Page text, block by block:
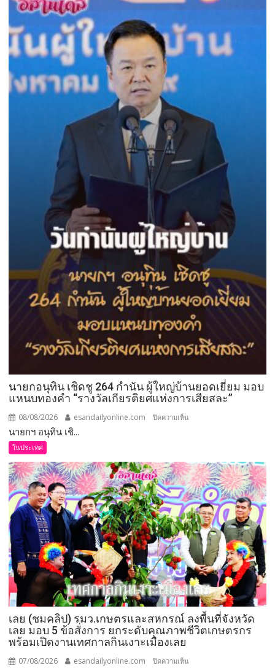
นายกอนุทิน เชิดชู 264 กำนัน ผู้ใหญ่บ้านยอดเยี่ยม มอบ
แหนบทองคำ “รางวัลเกียรติยศแห่งการเสียสละ”
08/08/2026 esandailyonline.com ปิดความเห็น
264
กำนัน
ผู้ใหญ่
บ้าน
ยอด
เยี่ยม
มอบ
แหนบ
ทองคำ
“รางวัล
เกียรติยศ
แห่ง
การ
นายกฯ อนุทิน เชิ...
ในประเทศ
เลย (ชมคลิป) รมว.เกษตรและสหกรณ์ ลงพื้นที่จังหวัด
เลย มอบ 5 ข้อสั่งการ ยกระดับคุณภาพชีวิตเกษตรกร
พร้อมเปิดงานเทศกาลกินเงาะเมืองเลย
07/08/2026 esandailyonline.com ปิดความเห็น